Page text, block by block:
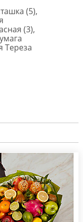
(5),
(3),
Тереза